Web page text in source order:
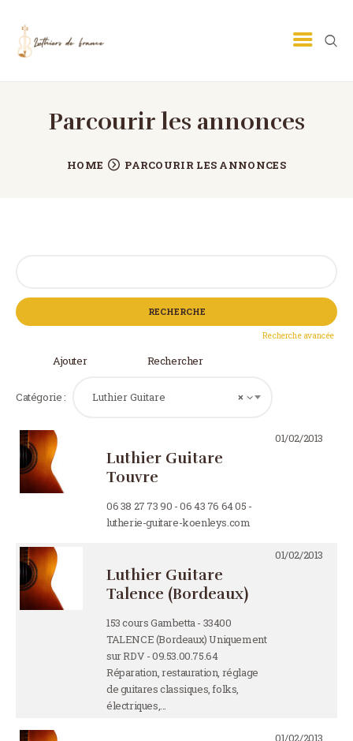
Parcourir les annonces
HOME PARCOURIR LES ANNONCES
LUTHIER GUITARE
LUTHIER VIOLON
Recherche avancée
Ajouter Rechercher
Catégorie : ×
Luthier Guitare
Luthier Guitare
Touvre
06 38 27 73 90 - 06 43 76 64 05 -
lutherie-guitare-koenleys.com
01/02/2013
Luthier Guitare
Talence (Bordeaux)
153 cours Gambetta - 33400
TALENCE (Bordeaux) Uniquement
sur RDV - 09.53.00.75.64
Réparation, restauration, réglage
de guitares classiques, folks,
électriques,…
01/02/2013
01/02/2013